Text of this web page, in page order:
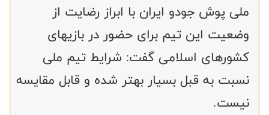
ملی پوش جودو ایران با ابراز رضایت از
وضعیت این تیم برای حضور در بازیهای
کشورهای اسلامی گفت: شرایط تیم ملی
نسبت به قبل بسیار بهتر شده و قابل مقایسه
نیست.